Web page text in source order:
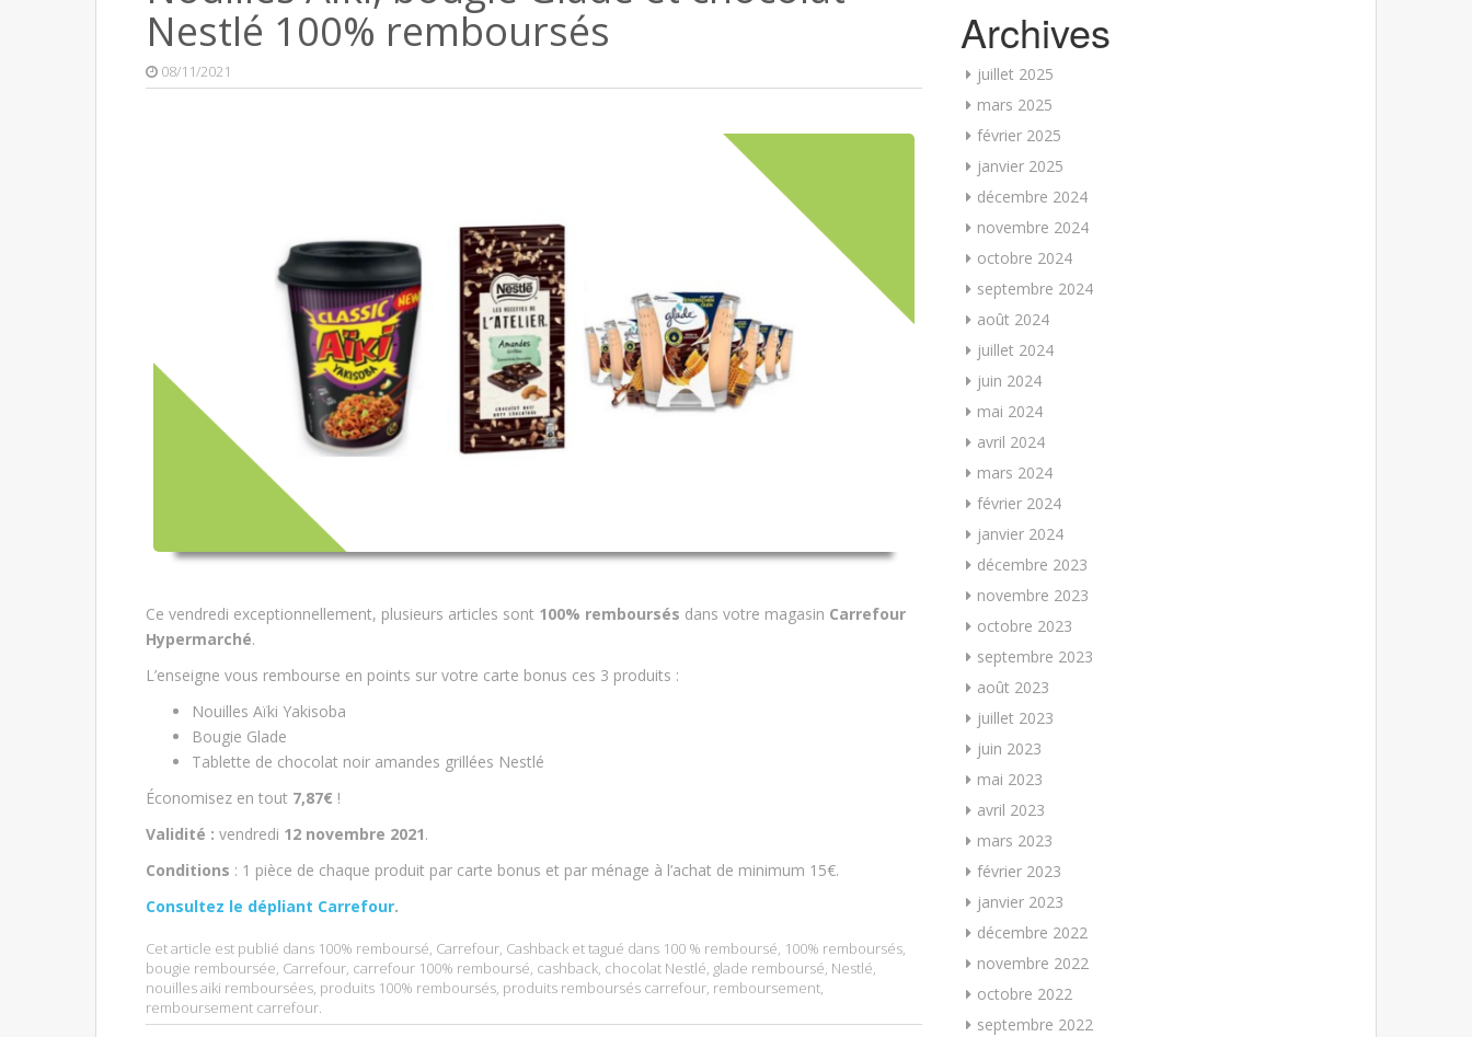
Nestlé 100% remboursés
08/11/2021
Ce vendredi exceptionnellement, plusieurs articles sont 100% remboursés dans votre magasin Carrefour
Hypermarché.
L’enseigne vous rembourse en points sur votre carte bonus ces 3 produits :
Nouilles Aïki Yakisoba
Bougie Glade
Tablette de chocolat noir amandes grillées Nestlé
Économisez en tout 7,87€ !
Validité : vendredi 12 novembre 2021.
Conditions : 1 pièce de chaque produit par carte bonus et par ménage à l’achat de minimum 15€.
Consultez le dépliant Carrefour.
Cet article est publié dans 100% remboursé, Carrefour, Cashback et tagué dans 100 % remboursé, 100% remboursés,
bougie remboursée, Carrefour, carrefour 100% remboursé, cashback, chocolat Nestlé, glade remboursé, Nestlé,
nouilles aiki remboursées, produits 100% remboursés, produits remboursés carrefour, remboursement,
remboursement carrefour.
Archives
juillet 2025
mars 2025
février 2025
janvier 2025
décembre 2024
novembre 2024
octobre 2024
septembre 2024
août 2024
juillet 2024
juin 2024
mai 2024
avril 2024
mars 2024
février 2024
janvier 2024
décembre 2023
novembre 2023
octobre 2023
septembre 2023
août 2023
juillet 2023
juin 2023
mai 2023
avril 2023
mars 2023
février 2023
janvier 2023
décembre 2022
novembre 2022
octobre 2022
septembre 2022